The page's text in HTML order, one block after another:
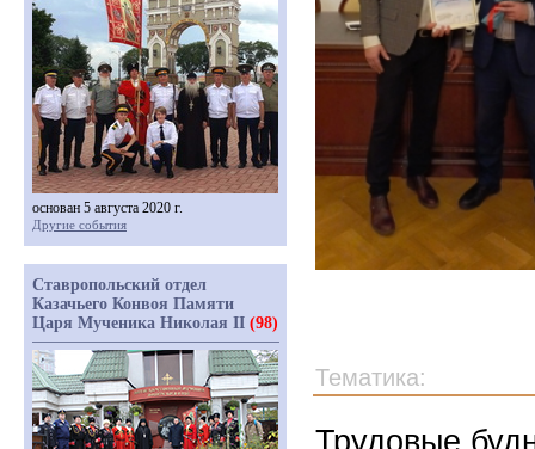
Тематика:
Трудовые
основан 5 августа 2020 г.
Другие события
Ставропольский отдел
Казачьего Конвоя Памяти
Царя Мученика Николая II (98)